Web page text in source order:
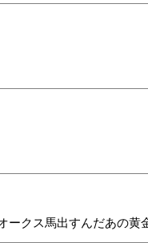
ークス馬出すんだあの黄